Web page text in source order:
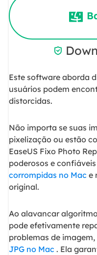

Este software aborda
usuários podem
distorcidas.
Não importa se suas
pixelização ou estão
EaseUS Fixo Photo
poderosos e
corrompidas no Mac e
original.
Ao alavancar
pode efetivamente
problemas de
JPG no Mac . Ela